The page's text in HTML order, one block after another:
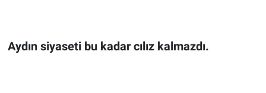
Aydın siyaseti bu kadar cılız kalmazdı.